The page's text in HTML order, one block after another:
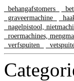
behangafstomers
graveermachine
nagelpistool,
roermachines,
verfspuiten